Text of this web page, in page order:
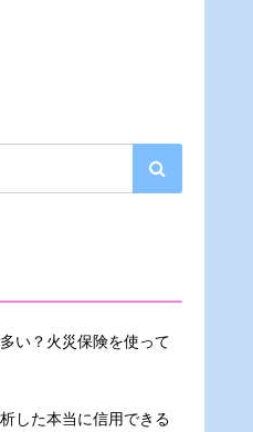
い？火災保険を使って
した本当に信用できる